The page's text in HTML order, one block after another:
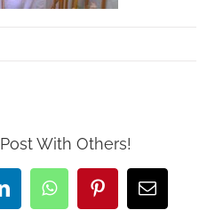
With Others!
LinkedInWhatsAppPinterestEmail